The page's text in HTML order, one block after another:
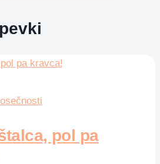
pol pa